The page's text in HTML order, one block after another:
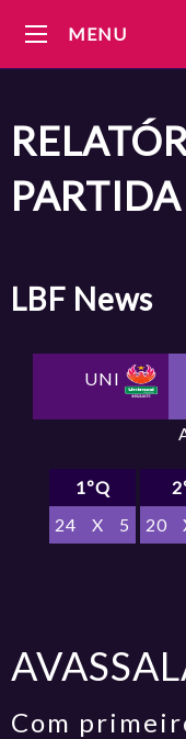
MENU
RELATÓRIO DA
PARTIDA
LBF News
UNI
1ºQ
24
X 5
20
Com